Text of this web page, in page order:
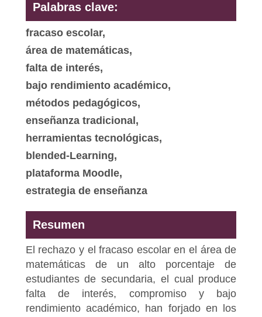
Palabras clave:
fracaso escolar,
área de matemáticas,
falta de interés,
bajo rendimiento académico,
métodos pedagógicos,
enseñanza tradicional,
herramientas tecnológicas,
blended-Learning,
plataforma Moodle,
estrategia de enseñanza
Resumen
El rechazo y el fracaso escolar en el área de
matemáticas de un alto porcentaje de
estudiantes de secundaria, el cual produce
falta de interés, compromiso y bajo
rendimiento académico, han forjado en los